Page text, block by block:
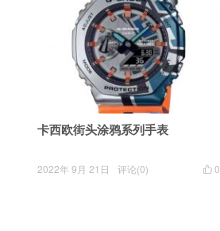
卡西欧街头涂鸦系列手表
 0
2022年 9月 21日 评论(0)